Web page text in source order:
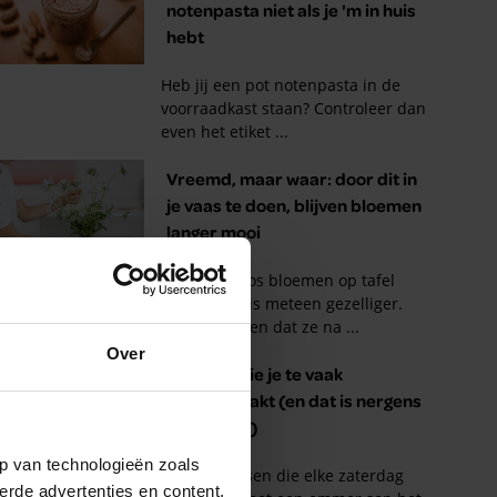
Over
van technologieën zoals
advertenties en content,